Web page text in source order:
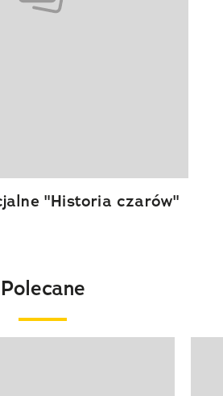
"Historia czarów"
Polecane